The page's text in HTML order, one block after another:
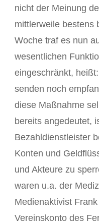
nicht der Meinung
mittlerweile bestens
Woche traf es nun
wesentlichen
eingeschränkt,
senden noch
diese Maßnahme
bereits angedeutet,
Bezahldienstleister
Konten und
und Akteure zu
waren u.a. der
Medienaktivist
Vereinskonto des